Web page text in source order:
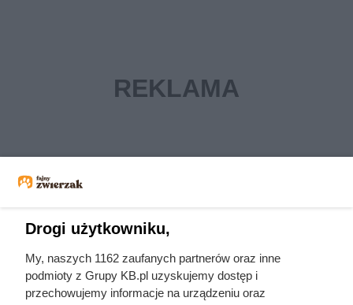
Drogi użytkowniku,
My, naszych 1162 zaufanych partnerów oraz inne
podmioty z Grupy KB.pl uzyskujemy dostęp i
przechowujemy informacje na urządzeniu oraz